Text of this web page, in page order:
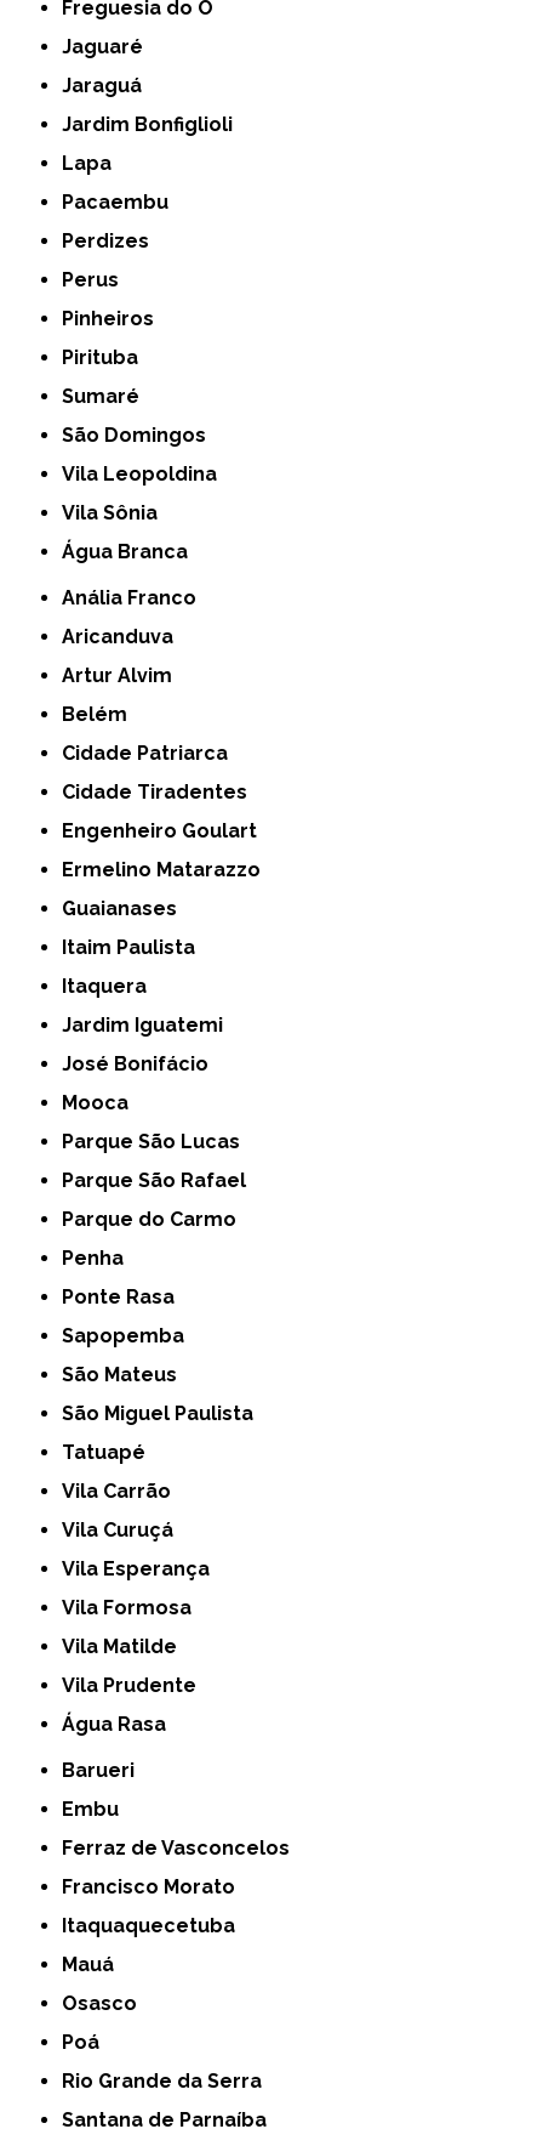
Freguesia do Ó
Jaguaré
Jaraguá
Jardim Bonfiglioli
Lapa
Pacaembu
Perdizes
Perus
Pinheiros
Pirituba
Sumaré
São Domingos
Vila Leopoldina
Vila Sônia
Água Branca
Anália Franco
Aricanduva
Artur Alvim
Belém
Cidade Patriarca
Cidade Tiradentes
Engenheiro Goulart
Ermelino Matarazzo
Guaianases
Itaim Paulista
Itaquera
Jardim Iguatemi
José Bonifácio
Mooca
Parque São Lucas
Parque São Rafael
Parque do Carmo
Penha
Ponte Rasa
Sapopemba
São Mateus
São Miguel Paulista
Tatuapé
Vila Carrão
Vila Curuçá
Vila Esperança
Vila Formosa
Vila Matilde
Vila Prudente
Água Rasa
Barueri
Embu
Ferraz de Vasconcelos
Francisco Morato
Itaquaquecetuba
Mauá
Osasco
Poá
Rio Grande da Serra
Santana de Parnaíba